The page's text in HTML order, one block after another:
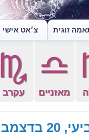
זוגית צ׳אט אישי
j
מאזניים
k
עקרב
2023